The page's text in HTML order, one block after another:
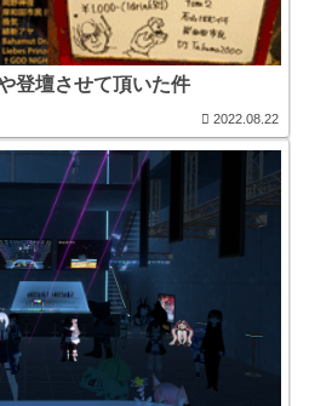
登壇させて頂いた件
2022.08.22